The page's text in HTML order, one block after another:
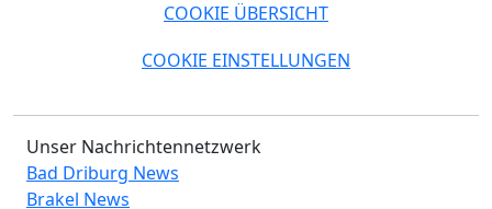
COOKIE ÜBERSICHT
COOKIE EINSTELLUNGEN
Unser Nachrichtennetzwerk
Bad Driburg News
Brakel News